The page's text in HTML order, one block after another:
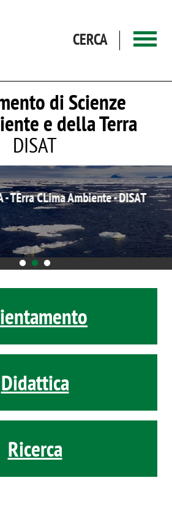
CERCA
di Scienze
e della Terra
DISAT
Ambiente - DISAT
Didattica
Ricerca